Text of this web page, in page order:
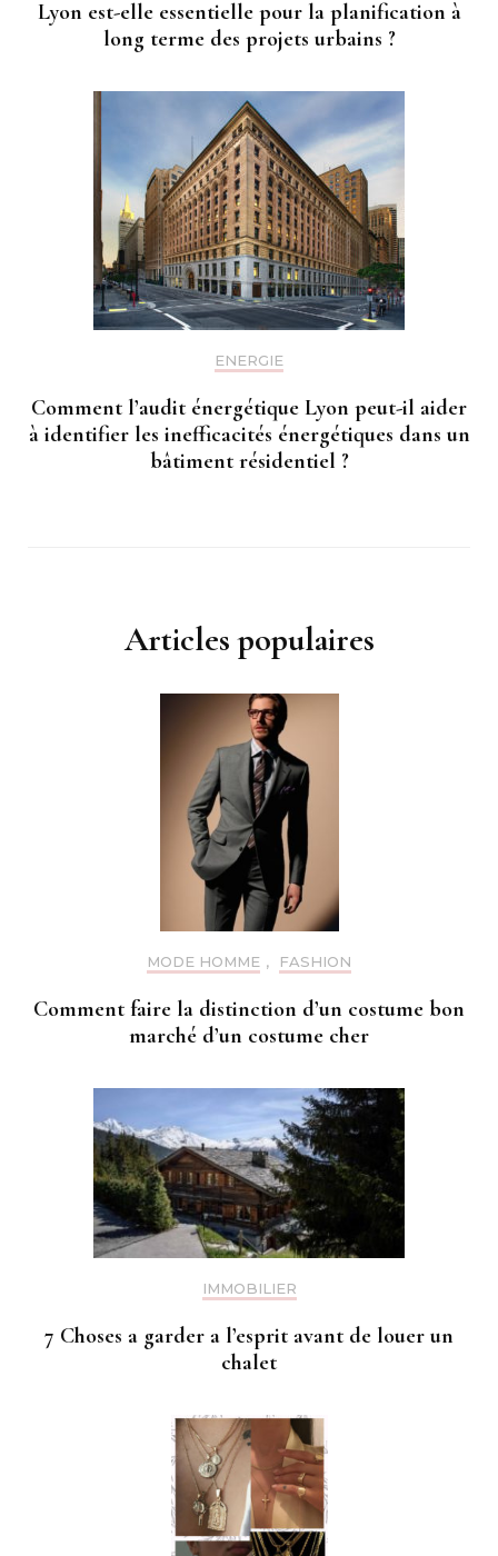
Lyon est-elle essentielle pour la planification à
long terme des projets urbains ?
ENERGIE
Comment l’audit énergétique Lyon peut-il aider
à identifier les inefficacités énergétiques dans un
bâtiment résidentiel ?
Articles populaires
MODE HOMME , FASHION
Comment faire la distinction d’un costume bon
marché d’un costume cher
IMMOBILIER
7 Choses a garder a l’esprit avant de louer un
chalet